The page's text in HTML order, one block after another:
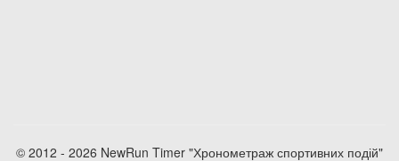
© 2012 - 2026 NewRun Timer "Хронометраж спортивних подій"